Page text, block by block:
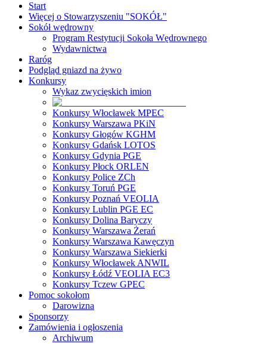
Start
Więcej o Stowarzyszeniu "SOKÓŁ"
Sokół wędrowny
Program Restytucji Sokoła Wędrownego
Wydawnictwa
Raróg
Podgląd gniazd na żywo
Konkursy
Wykaz zwycięskich imion
Konkursy Włocławek MPEC
Konkursy Warszawa PKiN
Konkursy Głogów KGHM
Konkursy Gdańsk LOTOS
Konkursy Gdynia PGE
Konkursy Płock ORLEN
Konkursy Police ZCh
Konkursy Toruń PGE
Konkursy Poznań VEOLIA
Konkursy Lublin PGE EC
Konkursy Dolina Baryczy
Konkursy Warszawa Żerań
Konkursy Warszawa Kawęczyn
Konkursy Warszawa Siekierki
Konkursy Włocławek ANWIL
Konkursy Łódź VEOLIA EC3
Konkursy Tczew GPEC
Pomoc sokołom
Darowizna
Sponsorzy
Zamówienia i ogłoszenia
Archiwum